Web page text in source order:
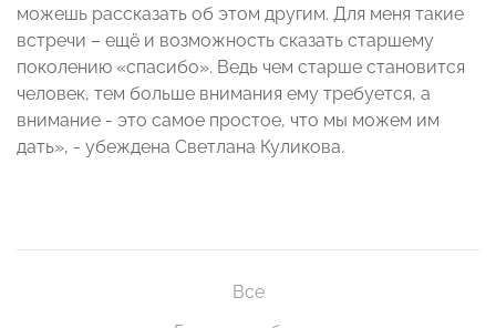
можешь рассказать об этом другим. Для меня такие
встречи – ещё и возможность сказать старшему
поколению «спасибо». Ведь чем старше становится
человек, тем больше внимания ему требуется, а
внимание - это самое простое, что мы можем им
дать», - убеждена Светлана Куликова.
Все